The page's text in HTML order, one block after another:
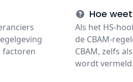
factoren
Hoe
Als het HS-
de CBAM-
CBAM, zelfs
wordt vermeld.